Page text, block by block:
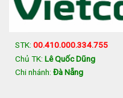
STK: 00.410.000.334.755
Chủ TK: Lê Quốc Dũng
Chi nhánh: Đà Nẵng